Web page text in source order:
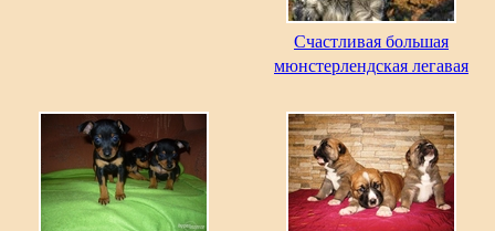
Счастливая большая
мюнстерлендская легавая